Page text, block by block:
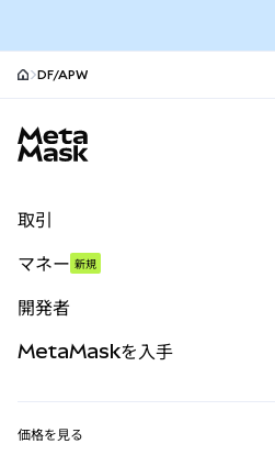
DF/APW
取引
パーペチュアル
RWA
マネー 新規
開発者
MetaMaskを入手
価格を見る